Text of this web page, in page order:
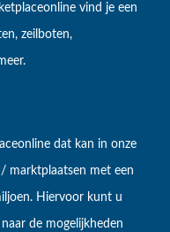
vind je een
zeilboten,
dat kan in onze
marktplaatsen met een
Hiervoor kunt u
de mogelijkheden